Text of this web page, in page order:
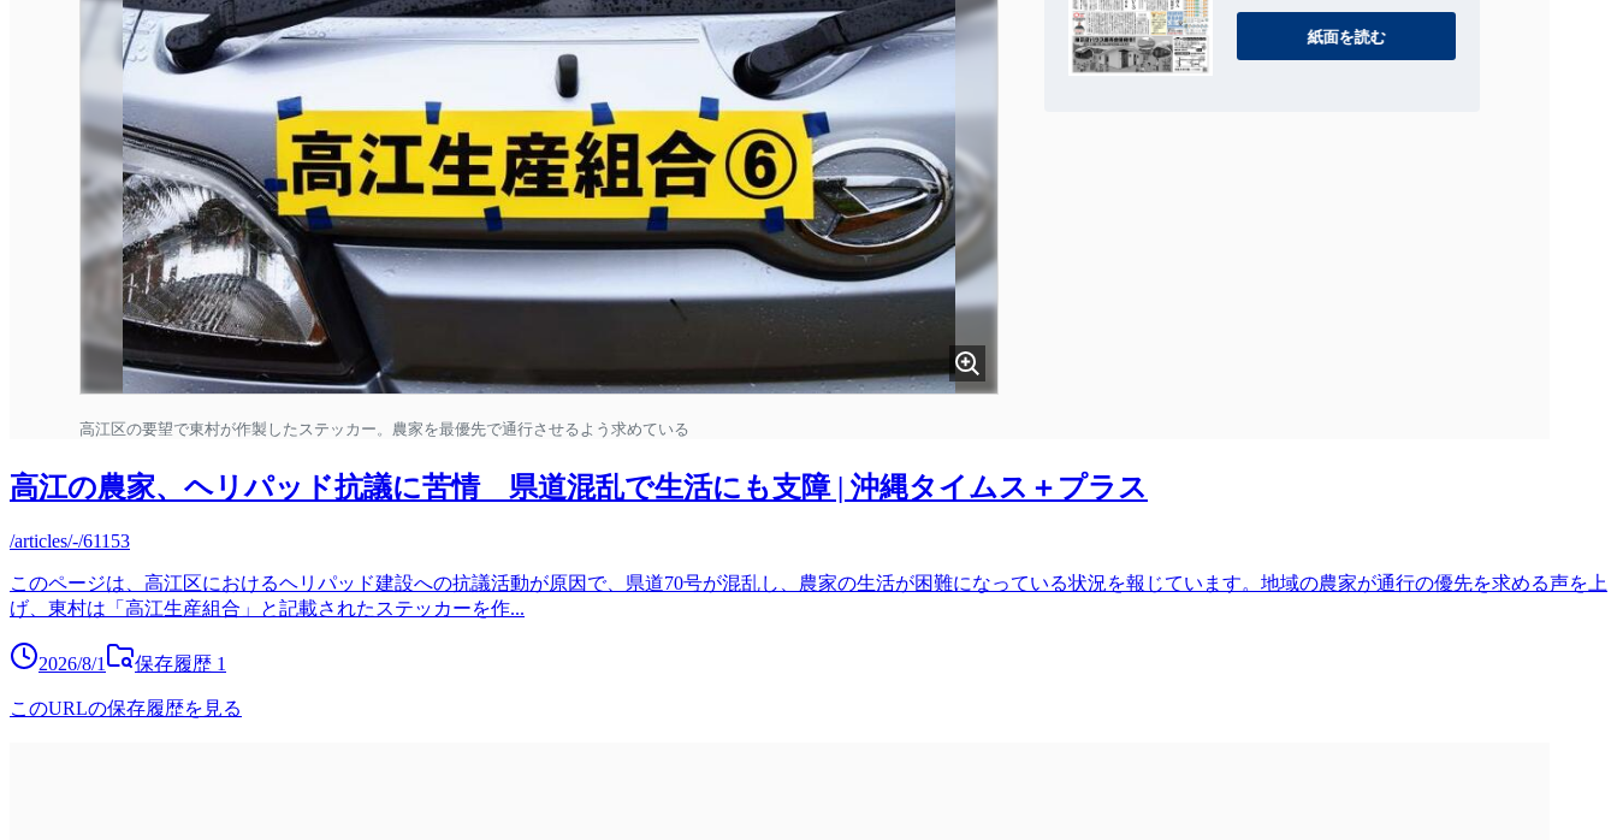
高江の農家、ヘリパッド抗議に苦情 県道混乱で生活にも支障 | 沖縄タイムス＋プラス
/articles/-/61153
このページは、高江区におけるヘリパッド建設への抗議活動が原因で、県道70号が混乱し、農家の生活が困難になっている状況を報じています。地域の農家が通行の優先を求める声を上
げ、東村は「高江生産組合」と記載されたステッカーを作...
2026/8/1 保存履歴 1
このURLの保存履歴を見る